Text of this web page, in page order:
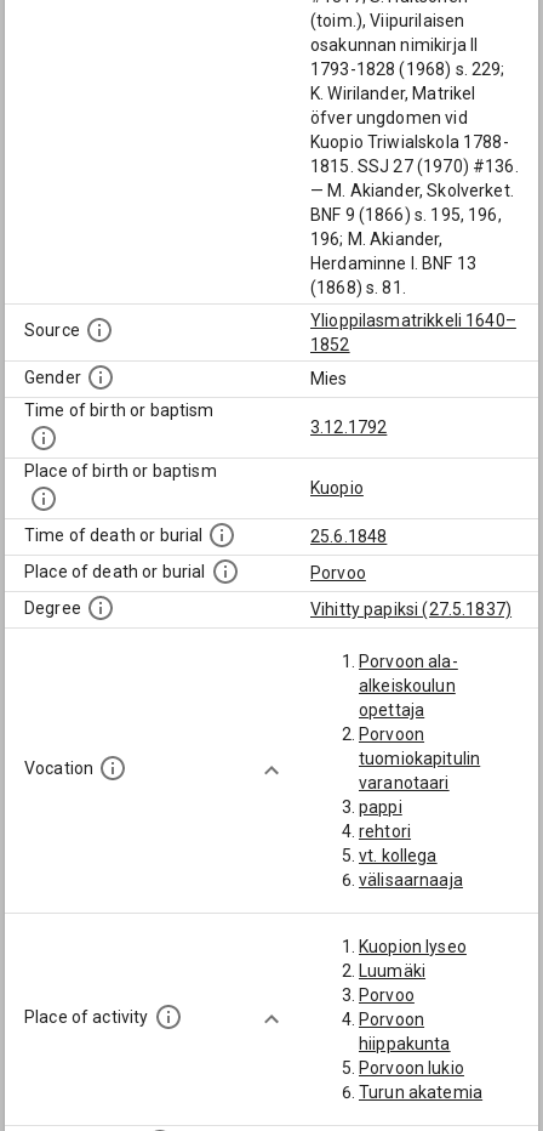
(toim.), Viipurilaisen
osakunnan nimikirja II
1793-1828 (1968) s. 229;
K. Wirilander, Matrikel
öfver ungdomen vid
Kuopio Triwialskola 1788-
1815. SSJ 27 (1970) #136.
— M. Akiander, Skolverket.
BNF 9 (1866) s. 195, 196,
196; M. Akiander,
Herdaminne I. BNF 13
(1868) s. 81.
Source
Ylioppilasmatrikkeli 1640–
1852
Gender
Mies
Time of birth or baptism
3.12.1792
Place of birth or baptism
Kuopio
Time of death or burial
25.6.1848
Place of death or burial
Porvoo
Degree
Vihitty papiksi (27.5.1837)
Vocation
Porvoon ala-
alkeiskoulun
opettaja
Porvoon
tuomiokapitulin
varanotaari
pappi
rehtori
vt. kollega
välisaarnaaja
Place of activity
Kuopion lyseo
Luumäki
Porvoo
Porvoon
hiippakunta
Porvoon lukio
Turun akatemia